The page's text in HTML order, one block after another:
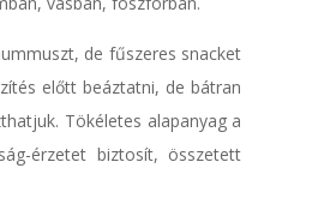
de fűszeres snacket
előtt beáztatni, de bátran
Tökéletes alapanyag a
érzetet biztosít, összetett